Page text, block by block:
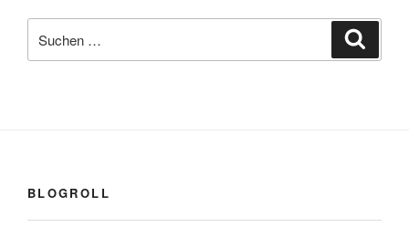
nach:
BLOGROLL